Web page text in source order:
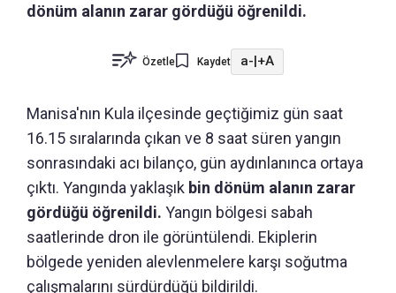
dönüm alanın zarar gördüğü öğrenildi.
Özetle Kaydet a- +A
Manisa'nın Kula ilçesinde geçtiğimiz gün saat
16.15 sıralarında çıkan ve 8 saat süren yangın
sonrasındaki acı bilanço, gün aydınlanınca ortaya
çıktı. Yangında yaklaşık bin dönüm alanın zarar
gördüğü öğrenildi. Yangın bölgesi sabah
saatlerinde dron ile görüntülendi. Ekiplerin
bölgede yeniden alevlenmelere karşı soğutma
çalışmalarını sürdürdüğü bildirildi.